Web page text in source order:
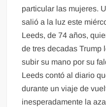
particular las mujeres.
salió a la luz este
Leeds, de 74 años,
de tres decadas Trump
subir su mano por su
Leeds contó al diario
durante un viaje de
inesperadamente la